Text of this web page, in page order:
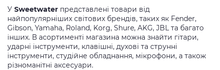
У Sweetwater представлені товари від
найпопулярніших світових брендів, таких як Fender,
Gibson, Yamaha, Roland, Korg, Shure, AKG, JBL та багато
інших. В асортименті магазина можна знайти гітари,
ударні інструменти, клавішні, духові та струнні
інструменти, студійне обладнання, мікрофони, а також
різноманітні аксесуари.